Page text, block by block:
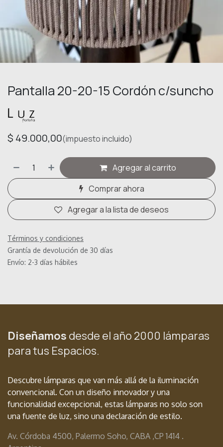
Pantalla 20-20-15 Cordón c/suncho
$ 49.000,00(impuesto incluido)
Agregar al carrito
Comprar ahora
Agregar a la lista de deseos
Términos y condiciones
Grantía de devolución de 30 días
Envío: 2-3 días hábiles
Diseñamos desde el año 2000 lámparas
para tus Espacios.
Descubre lámparas que van más allá de la iluminación
convencional. Con un diseño innovador y una
funcionalidad excepcional, estas lámparas no solo son
una fuente de luz, sino una declaración de estilo.
Av. Córdoba 4500, Palermo Soho, CABA ,CP 1414 .